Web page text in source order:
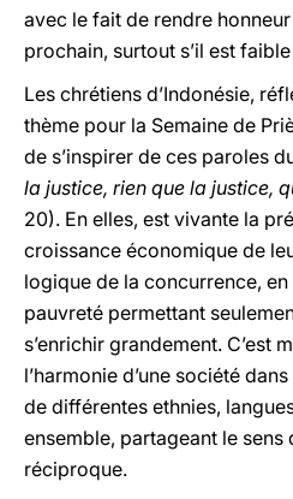
avec le fait de rendre
prochain, surtout s’il est
Les chrétiens d’Indonésie,
thème pour la Semaine de
de s’inspirer de ces paroles
la justice, rien que la justice,
20). En elles, est vivante la
croissance économique de
logique de la concurrence,
pauvreté permettant
s’enrichir grandement. C’est
l’harmonie d’une société
de différentes ethnies,
ensemble, partageant le sens
réciproque.